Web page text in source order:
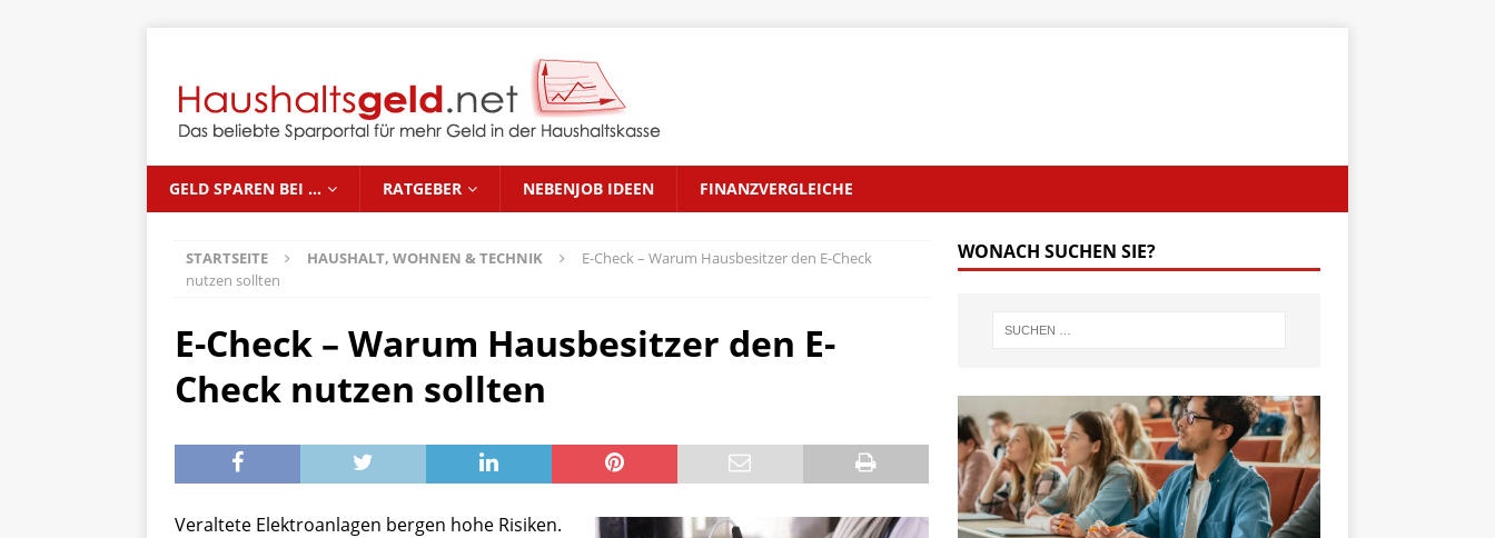
GELD SPAREN BEI … RATGEBER NEBENJOB IDEEN FINANZVERGLEICHE
STARTSEITE HAUSHALT, WOHNEN & TECHNIK
E-Check – Warum Hausbesitzer den E-Check
nutzen sollten
E-Check – Warum Hausbesitzer den E-
Check nutzen sollten
Veraltete Elektroanlagen bergen hohe Risiken.
WONACH SUCHEN SIE?